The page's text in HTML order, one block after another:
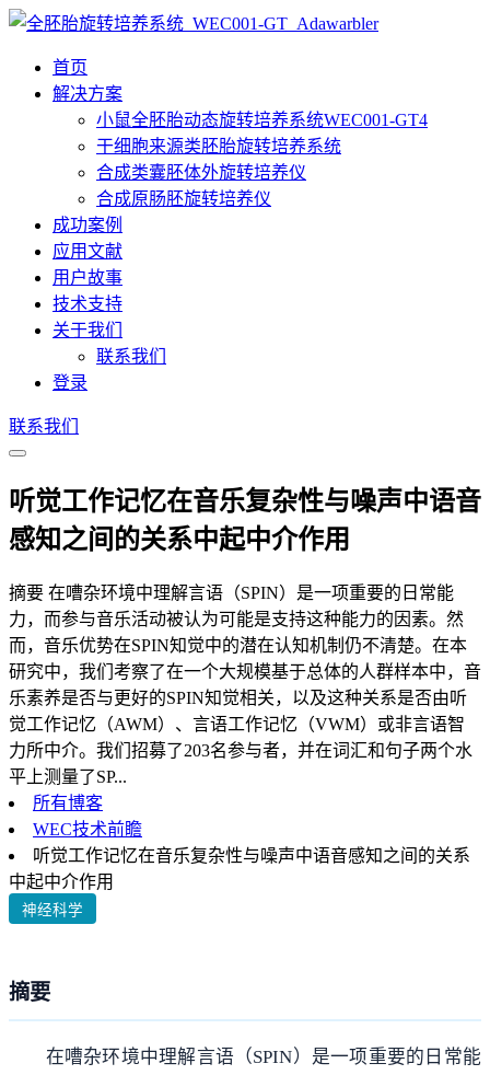
首页
解决方案
小鼠全胚胎动态旋转培养系统WEC001-GT4
干细胞来源类胚胎旋转培养系统
合成类囊胚体外旋转培养仪
合成原肠胚旋转培养仪
成功案例
应用文献
用户故事
技术支持
关于我们
联系我们
登录
联系我们
听觉工作记忆在音乐复杂性与噪声中语音
感知之间的关系中起中介作用
摘要 在嘈杂环境中理解言语（SPIN）是一项重要的日常能
力，而参与音乐活动被认为可能是支持这种能力的因素。然
而，音乐优势在SPIN知觉中的潜在认知机制仍不清楚。在本
研究中，我们考察了在一个大规模基于总体的人群样本中，音
乐素养是否与更好的SPIN知觉相关，以及这种关系是否由听
觉工作记忆（AWM）、言语工作记忆（VWM）或非言语智
力所中介。我们招募了203名参与者，并在词汇和句子两个水
平上测量了SP...
所有博客
WEC技术前瞻
听觉工作记忆在音乐复杂性与噪声中语音感知之间的关系
中起中介作用
神经科学
摘要
在嘈杂环境中理解言语（SPIN）是一项重要的日常能